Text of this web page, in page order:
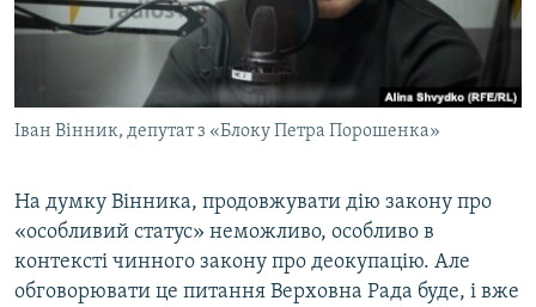
Іван Вінник, депутат з «Блоку Петра Порошенка»
На думку Вінника, продовжувати дію закону про
«особливий статус» неможливо, особливо в
контексті чинного закону про деокупацію. Але
обговорювати це питання Верховна Рада буде, і вже